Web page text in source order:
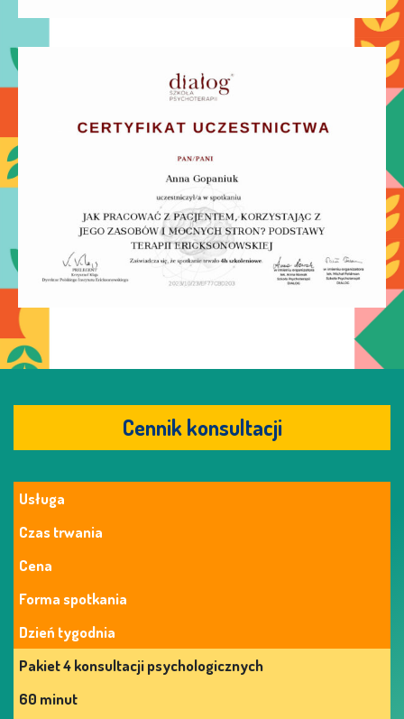
Cennik konsultacji
Usługa
Czas trwania
Cena
Forma spotkania
Dzień tygodnia
Pakiet 4 konsultacji psychologicznych
60 minut